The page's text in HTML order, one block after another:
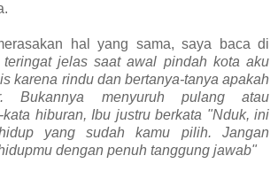
hal yang sama, saya baca di
teringat jelas saat awal pindah kota aku
karena rindu dan bertanya-tanya apakah
Bukannya menyuruh pulang atau
kata hiburan, Ibu justru berkata "Nduk, ini
yang sudah kamu pilih. Jangan
dengan penuh tanggung jawab"